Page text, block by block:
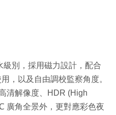
別，採用磁力設計，配合
，以及自由調校監察角度。
清解像度、HDR (High
廣角全景外，更對應彩色夜